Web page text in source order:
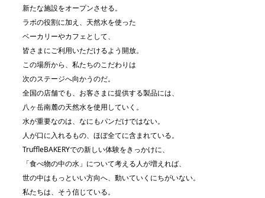
新たな施設をオープンさせる。
ラボの役割に加え、天然水を使った
ベーカリーやカフェとして、
皆さまにご利用いただけるよう開放。
この場所から、私たちのこだわりは
次のステージへ向かうのだ。
全国の店舗でも、お客さまに提供する製品には、
八ヶ岳南麓の天然水を使用していく。
水が重要なのは、なにもパンだけではない。
人が口に入れるもの、ほぼ全てに含まれている。
TruffleBAKERYでの新しい体験をきっかけに、
「食べ物の中の水」について考える人が増えれば、
世の中はもっといい方向へ、動いていくにちがいない。
私たちは、そう信じている。